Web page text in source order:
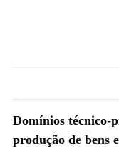
Domínios técnico-
produção de bens